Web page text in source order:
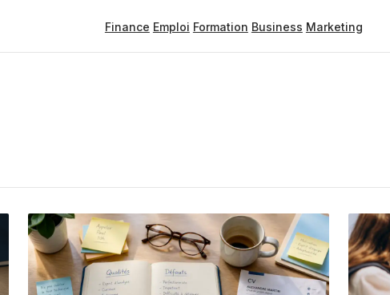
Finance Emploi Formation Business Marketing